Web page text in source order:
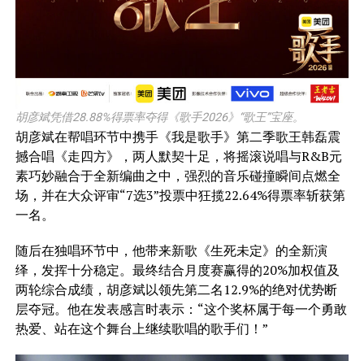
胡彦斌凭借28.88%得票率夺得《歌手2026》“歌王”宝座。
胡彦斌在帮唱环节中携手《我是歌手》第二季歌王韩磊震
撼合唱《走四方》，两人默契十足，将摇滚说唱与R&B元
素巧妙融合于全新编曲之中，强烈的音乐碰撞瞬间点燃全
场，并在大众评审“7选3”投票中狂揽22.64%得票率斩获第
一名。
随后在独唱环节中，他带来新歌《生死未定》的全新演
绎，发挥十分稳定。最终结合月度赛赢得的20%加权值及
两轮综合成绩，胡彦斌以领先第二名12.9%的绝对优势断
层夺冠。他在发表感言时表示：“这个奖杯属于每一个勇敢
热爱、站在这个舞台上继续歌唱的歌手们！”